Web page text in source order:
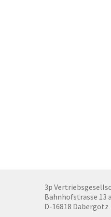
3p
Bahnhofstrasse 13 a
D-16818 Dabergotz